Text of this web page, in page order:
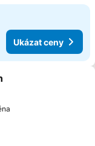
Ukázat ceny
oblíbených